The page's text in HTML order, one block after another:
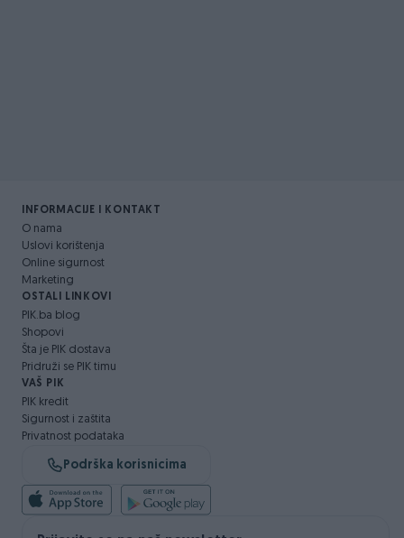
INFORMACIJE I KONTAKT
O nama
Uslovi korištenja
Online sigurnost
Marketing
OSTALI LINKOVI
PIK.ba blog
Shopovi
Šta je PIK dostava
Pridruži se PIK timu
VAŠ PIK
PIK kredit
Sigurnost i zaštita
Privatnost podataka
Podrška korisnicima